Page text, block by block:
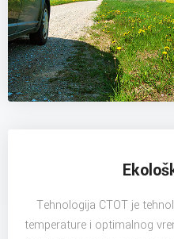
Tehnologija CTOT je
temperature i optimalnog